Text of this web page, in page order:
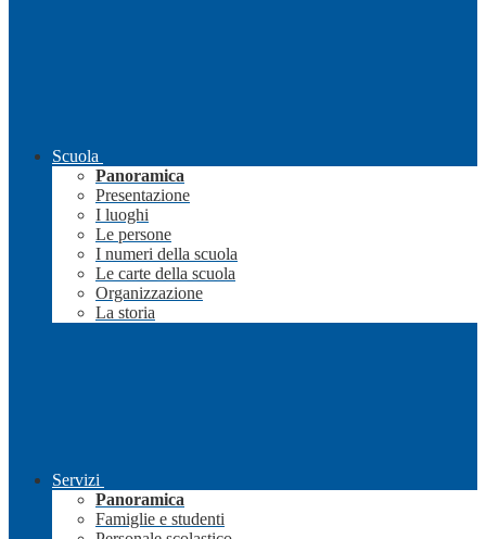
Scuola
Panoramica
Presentazione
I luoghi
Le persone
I numeri della scuola
Le carte della scuola
Organizzazione
La storia
Servizi
Panoramica
Famiglie e studenti